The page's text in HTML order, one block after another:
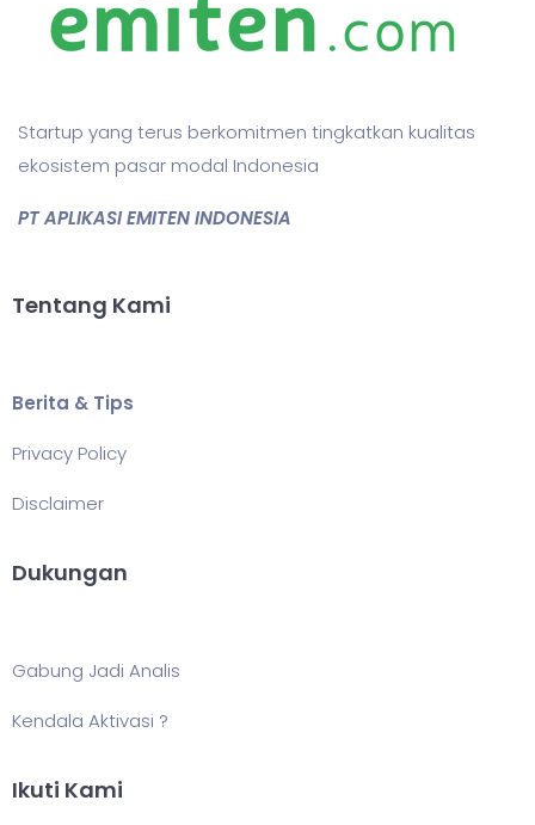
Startup yang terus berkomitmen tingkatkan kualitas
ekosistem pasar modal Indonesia
PT APLIKASI EMITEN INDONESIA
Tentang Kami
Berita & Tips
Privacy Policy
Disclaimer
Dukungan
Gabung Jadi Analis
Kendala Aktivasi ?
Ikuti Kami